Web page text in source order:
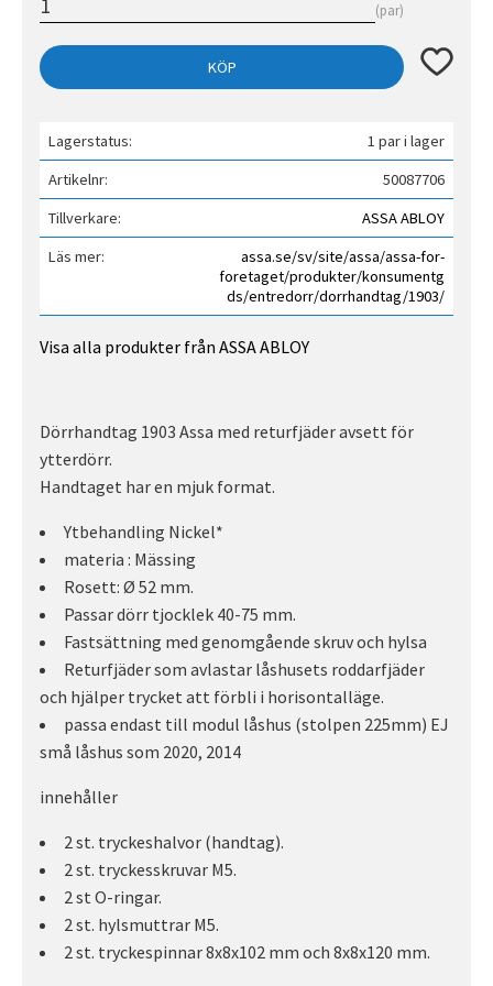
par
KÖP Lägg till
Lagerstatus
1 par i lager
Artikelnr
50087706
Tillverkare
ASSA ABLOY
Läs mer
assa.se/sv/site/assa/assa-for-
foretaget/produkter/konsumentg
ds/entredorr/dorrhandtag/1903/
Visa alla produkter från ASSA ABLOY
Dörrhandtag 1903 Assa med returfjäder avsett för
ytterdörr.
Handtaget har en mjuk format.
Ytbehandling Nickel*
materia : Mässing
Rosett: Ø 52 mm.
Passar dörr tjocklek 40-75 mm.
Fastsättning med genomgående skruv och hylsa
Returfjäder som avlastar låshusets roddarfjäder
och hjälper trycket att förbli i horisontalläge.
passa endast till modul låshus (stolpen 225mm) EJ
små låshus som 2020, 2014
innehåller
2 st. tryckeshalvor (handtag).
2 st. tryckesskruvar M5.
2 st O-ringar.
2 st. hylsmuttrar M5.
2 st. tryckespinnar 8x8x102 mm och 8x8x120 mm.